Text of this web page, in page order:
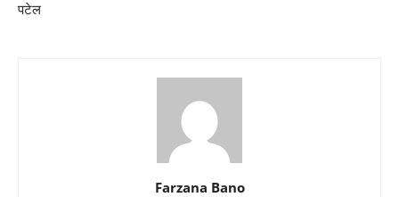
पटेल
Farzana Bano